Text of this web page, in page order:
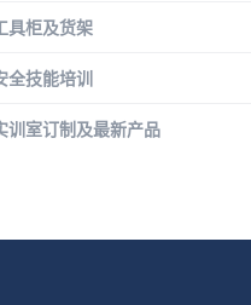
具柜及货架
全技能培训
训室订制及最新产品